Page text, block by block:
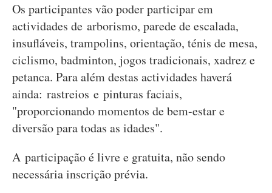
Os participantes vão poder participar em
actividades de arborismo, parede de escalada,
insufláveis, trampolins, orientação, ténis de mesa,
ciclismo, badminton, jogos tradicionais, xadrez e
petanca. Para além destas actividades haverá
ainda: rastreios e pinturas faciais,
"proporcionando momentos de bem-estar e
diversão para todas as idades".
A participação é livre e gratuita, não sendo
necessária inscrição prévia.